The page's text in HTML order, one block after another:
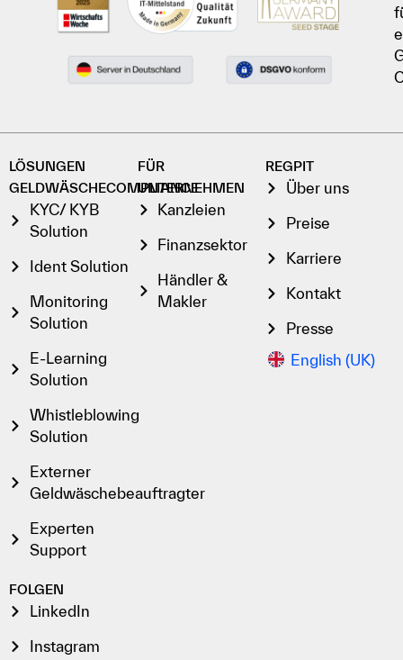
LÖSUNGEN
GELDWÄSCHECOMPLIANCE
KYC/ KYB
Solution
Ident Solution
Monitoring
Solution
E-Learning
Solution
Whistleblowing
Solution
Externer
Geldwäschebeauftragter
Experten
Support
FÜR
UNTERNEHMEN
Kanzleien
Finanzsektor
Händler &
Makler
REGPIT
Über uns
Preise
Karriere
Kontakt
Presse
English (UK)
FOLGEN
LinkedIn
Instagram